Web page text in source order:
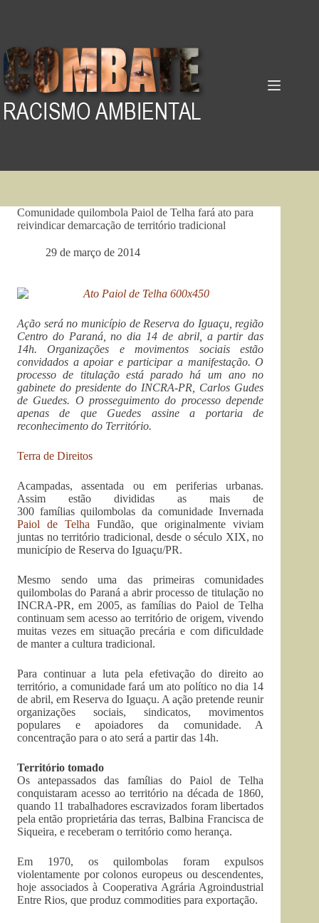
Comunidade quilombola Paiol de Telha fará ato para
reivindicar demarcação de território tradicional
29 de março de 2014
Ação será no município de Reserva do Iguaçu, região
Centro do Paraná, no dia 14 de abril, a partir das
14h. Organizações e movimentos sociais estão
convidados a apoiar e participar a manifestação. O
processo de titulação está parado há um ano no
gabinete do presidente do INCRA-PR, Carlos Gudes
de Guedes. O prosseguimento do processo depende
apenas de que Guedes assine a portaria de
reconhecimento do Território.
Terra de Direitos
Acampadas, assentada ou em periferias urbanas.
Assim estão divididas as mais de
300 famílias quilombolas da comunidade Invernada
Paiol de Telha Fundão, que originalmente viviam
juntas no território tradicional, desde o século XIX, no
município de Reserva do Iguaçu/PR.
Mesmo sendo uma das primeiras comunidades
quilombolas do Paraná a abrir processo de titulação no
INCRA-PR, em 2005, as famílias do Paiol de Telha
continuam sem acesso ao território de origem, vivendo
muitas vezes em situação precária e com dificuldade
de manter a cultura tradicional.
Para continuar a luta pela efetivação do direito ao
território, a comunidade fará um ato político no dia 14
de abril, em Reserva do Iguaçu. A ação pretende reunir
organizações sociais, sindicatos, movimentos
populares e apoiadores da comunidade. A
concentração para o ato será a partir das 14h.
Território tomado
Os antepassados das famílias do Paiol de Telha
conquistaram acesso ao território na década de 1860,
quando 11 trabalhadores escravizados foram libertados
pela então proprietária das terras, Balbina Francisca de
Siqueira, e receberam o território como herança.
Em 1970, os quilombolas foram expulsos
violentamente por colonos europeus ou descendentes,
hoje associados à Cooperativa Agrária Agroindustrial
Entre Rios, que produz commodities para exportação.